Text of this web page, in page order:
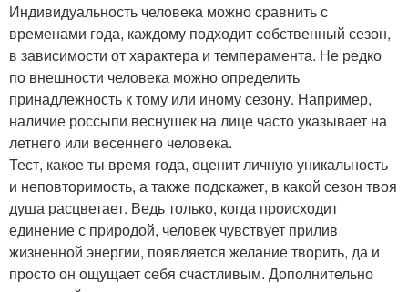
Индивидуальность человека можно сравнить с
временами года, каждому подходит собственный сезон,
в зависимости от характера и темперамента. Не редко
по внешности человека можно определить
принадлежность к тому или иному сезону. Например,
наличие россыпи веснушек на лице часто указывает на
летнего или весеннего человека.
Тест, какое ты время года, оценит личную уникальность
и неповторимость, а также подскажет, в какой сезон твоя
душа расцветает. Ведь только, когда происходит
единение с природой, человек чувствует прилив
жизненной энергии, появляется желание творить, да и
просто он ощущает себя счастливым. Дополнительно